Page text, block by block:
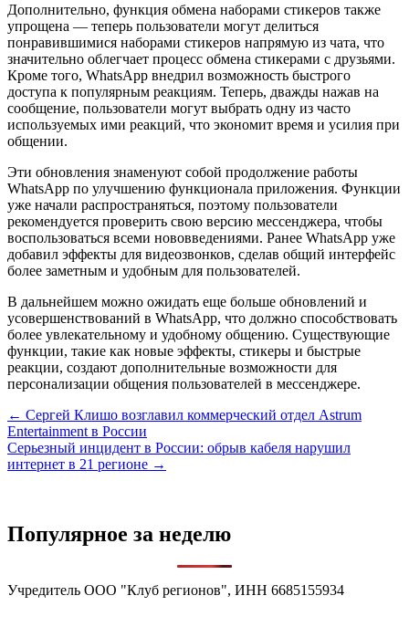
Дополнительно, функция обмена наборами стикеров также
упрощена — теперь пользователи могут делиться
понравившимися наборами стикеров напрямую из чата, что
значительно облегчает процесс обмена стикерами с друзьями.
Кроме того, WhatsApp внедрил возможность быстрого
доступа к популярным реакциям. Теперь, дважды нажав на
сообщение, пользователи могут выбрать одну из часто
используемых ими реакций, что экономит время и усилия при
общении.
Эти обновления знаменуют собой продолжение работы
WhatsApp по улучшению функционала приложения. Функции
уже начали распространяться, поэтому пользователи
рекомендуется проверить свою версию мессенджера, чтобы
воспользоваться всеми нововведениями. Ранее WhatsApp уже
добавил эффекты для видеозвонков, сделав общий интерфейс
более заметным и удобным для пользователей.
В дальнейшем можно ожидать еще больше обновлений и
усовершенствований в WhatsApp, что должно способствовать
более увлекательному и удобному общению. Существующие
функции, такие как новые эффекты, стикеры и быстрые
реакции, создают дополнительные возможности для
персонализации общения пользователей в мессенджере.
Навигация
по
записям
← Сергей Клишо возглавил коммерческий отдел Astrum
Entertainment в России
Серьезный инцидент в России: обрыв кабеля нарушил
интернет в 21 регионе →
Популярное за неделю
Учредитель ООО "Клуб регионов", ИНН 6685155934